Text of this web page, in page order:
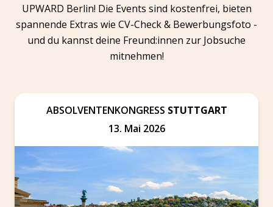
UPWARD Berlin! Die Events sind kostenfrei, bieten
spannende Extras wie CV-Check & Bewerbungsfoto -
und du kannst deine Freund:innen zur Jobsuche
mitnehmen!
ABSOLVENTENKONGRESS STUTTGART
13. Mai 2026